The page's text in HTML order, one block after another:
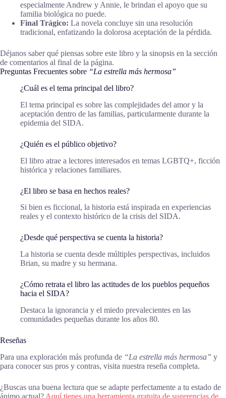
especialmente Andrew y Annie, le brindan el apoyo que su
familia biológica no puede.
Final Trágico: La novela concluye sin una resolución
tradicional, enfatizando la dolorosa aceptación de la pérdida.
Déjanos saber qué piensas sobre este libro y la sinopsis en la sección
de comentarios al final de la página.
Preguntas Frecuentes sobre “La estrella más hermosa”
¿Cuál es el tema principal del libro?
El tema principal es sobre las complejidades del amor y la
aceptación dentro de las familias, particularmente durante la
epidemia del SIDA.
¿Quién es el público objetivo?
El libro atrae a lectores interesados en temas LGBTQ+, ficción
histórica y relaciones familiares.
¿El libro se basa en hechos reales?
Si bien es ficcional, la historia está inspirada en experiencias
reales y el contexto histórico de la crisis del SIDA.
¿Desde qué perspectiva se cuenta la historia?
La historia se cuenta desde múltiples perspectivas, incluidos
Brian, su madre y su hermana.
¿Cómo retrata el libro las actitudes de los pueblos pequeños
hacia el SIDA?
Destaca la ignorancia y el miedo prevalecientes en las
comunidades pequeñas durante los años 80.
Reseñas
Para una exploración más profunda de “La estrella más hermosa” y
para conocer sus pros y contras, visita nuestra reseña completa.
¿Buscas una buena lectura que se adapte perfectamente a tu estado de
ánimo actual? Aquí tienes una herramienta gratuita de sugerencias de